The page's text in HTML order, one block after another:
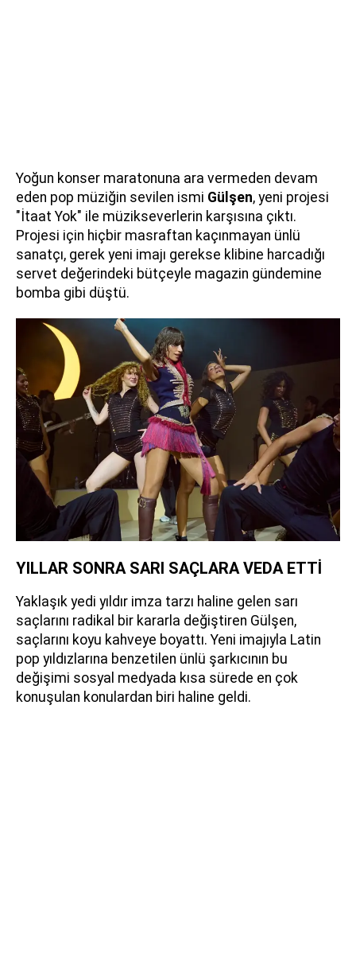
Yoğun konser maratonuna ara vermeden devam
eden pop müziğin sevilen ismi Gülşen, yeni projesi
"İtaat Yok" ile müzikseverlerin karşısına çıktı.
Projesi için hiçbir masraftan kaçınmayan ünlü
sanatçı, gerek yeni imajı gerekse klibine harcadığı
servet değerindeki bütçeyle magazin gündemine
bomba gibi düştü.
YILLAR SONRA SARI SAÇLARA VEDA ETTİ
Yaklaşık yedi yıldır imza tarzı haline gelen sarı
saçlarını radikal bir kararla değiştiren Gülşen,
saçlarını koyu kahveye boyattı. Yeni imajıyla Latin
pop yıldızlarına benzetilen ünlü şarkıcının bu
değişimi sosyal medyada kısa sürede en çok
konuşulan konulardan biri haline geldi.